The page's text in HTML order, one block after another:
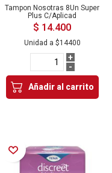
Tampon Nosotras 8Un Super
Plus C/Aplicad
$ 14.400
Unidad a $14400
+
-
Añadir al carrito
Añadir a la Lista de Deseos